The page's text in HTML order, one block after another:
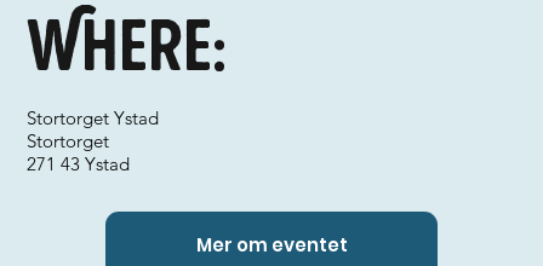
Where:
Stortorget Ystad
Stortorget
271 43 Ystad
Mer om eventet